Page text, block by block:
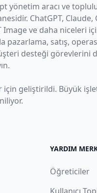
yönetim aracı ve
ChatGPT, Claude,
Image ve daha niceleri
pazarlama, satış,
desteği görevlerini
için geliştirildi. Büyük
YARDIM
Öğreticiler